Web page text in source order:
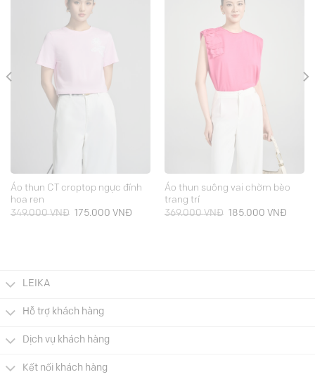
Áo thun CT croptop ngực đính
hoa ren
349.000VNĐ Giá
175.000 VNĐGiá
Áo thun suông vai chờm bèo
trang trí
369.000VNĐ Giá
185.000 VNĐGiá
LEIKA
Hỗ trợ khách hàng
Dịch vụ khách hàng
Kết nối khách hàng